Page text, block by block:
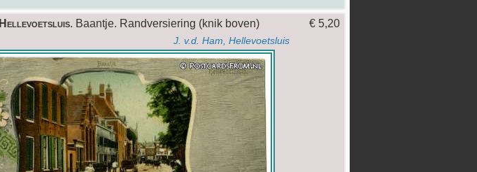
Hellevoetsluis. Baantje. Randversiering (knik boven)
J. v.d. Ham, Hellevoetsluis
€ 5,20